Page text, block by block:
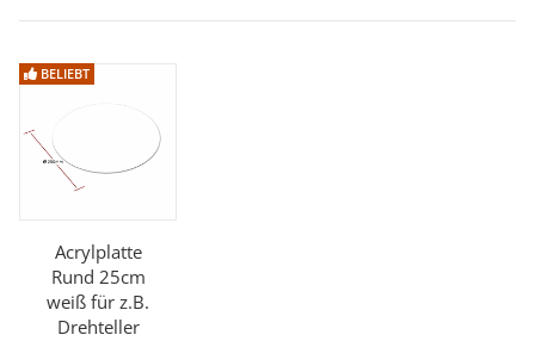
BELIEBT
Acrylplatte
Rund 25cm
weiß für z.B.
Drehteller